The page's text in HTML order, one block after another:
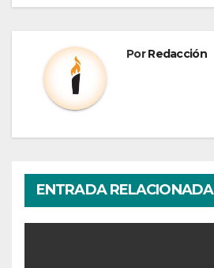
PorRedacción
ENTRADA RELACIONADA